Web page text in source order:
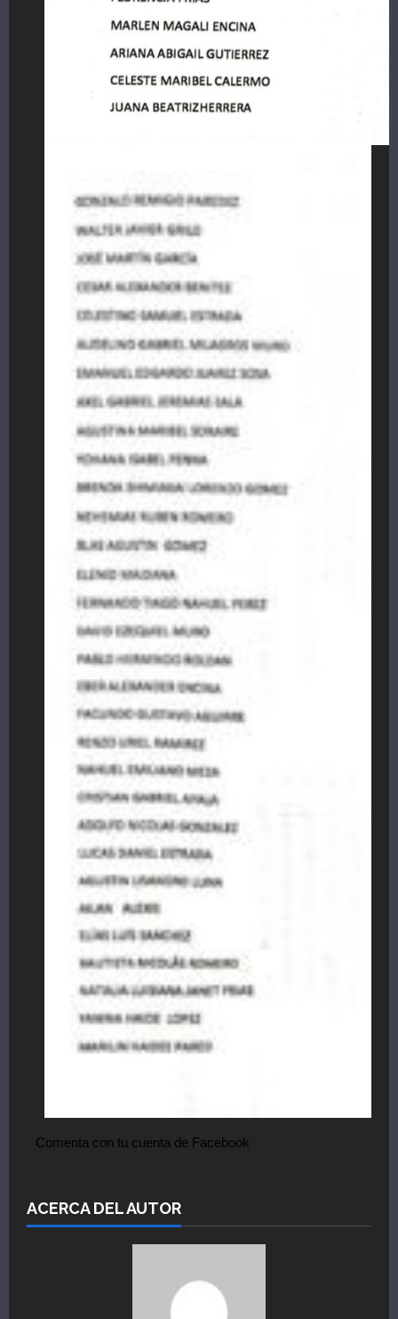
Comenta con tu cuenta de Facebook
ACERCA DEL AUTOR